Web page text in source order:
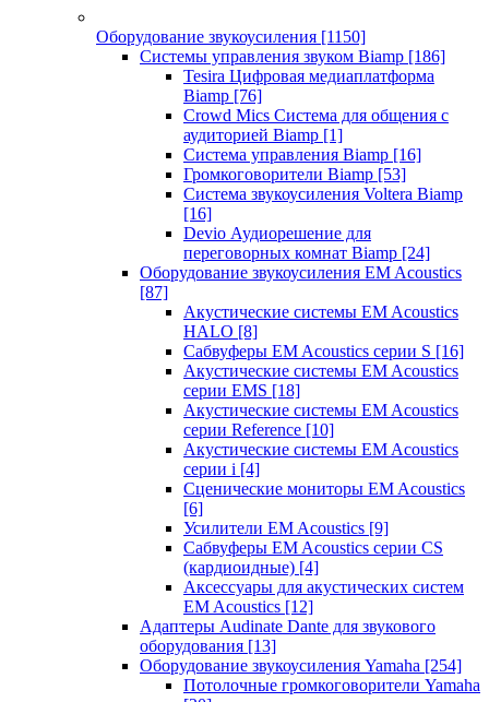
Оборудование звукоусиления [1150]
Системы управления звуком Biamp [186]
Tesira Цифровая медиаплатформа
Biamp [76]
Crowd Mics Система для общения с
аудиторией Biamp [1]
Система управления Biamp [16]
Громкоговорители Biamp [53]
Система звукоусиления Voltera Biamp
[16]
Devio Аудиорешение для
переговорных комнат Biamp [24]
Оборудование звукоусиления EM Acoustics
[87]
Акустические системы EM Acoustics
HALO [8]
Сабвуферы EM Acoustics серии S [16]
Акустические системы EM Acoustics
серии EMS [18]
Акустические системы EM Acoustics
серии Reference [10]
Акустические системы EM Acoustics
серии i [4]
Сценические мониторы EM Acoustics
[6]
Усилители EM Acoustics [9]
Сабвуферы EM Acoustics серии CS
(кардиоидные) [4]
Аксессуары для акустических систем
EM Acoustics [12]
Адаптеры Audinate Dante для звукового
оборудования [13]
Оборудование звукоусиления Yamaha [254]
Потолочные громкоговорители Yamaha